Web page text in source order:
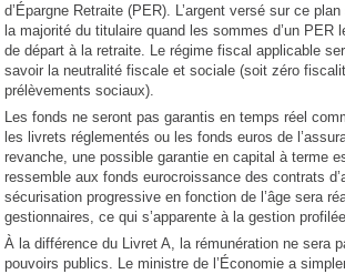
d’Épargne Retraite (PER). L’argent versé sur ce
la majorité du titulaire quand les sommes d’un PER
de départ à la retraite. Le régime fiscal applicable
savoir la neutralité fiscale et sociale (soit zéro
prélèvements sociaux).
Les fonds ne seront pas garantis en temps réel
les livrets réglementés ou les fonds euros de
revanche, une possible garantie en capital à terme
ressemble aux fonds eurocroissance des contrats
sécurisation progressive en fonction de l’âge sera
gestionnaires, ce qui s’apparente à la gestion
À la différence du Livret A, la rémunération ne sera
pouvoirs publics. Le ministre de l’Économie a